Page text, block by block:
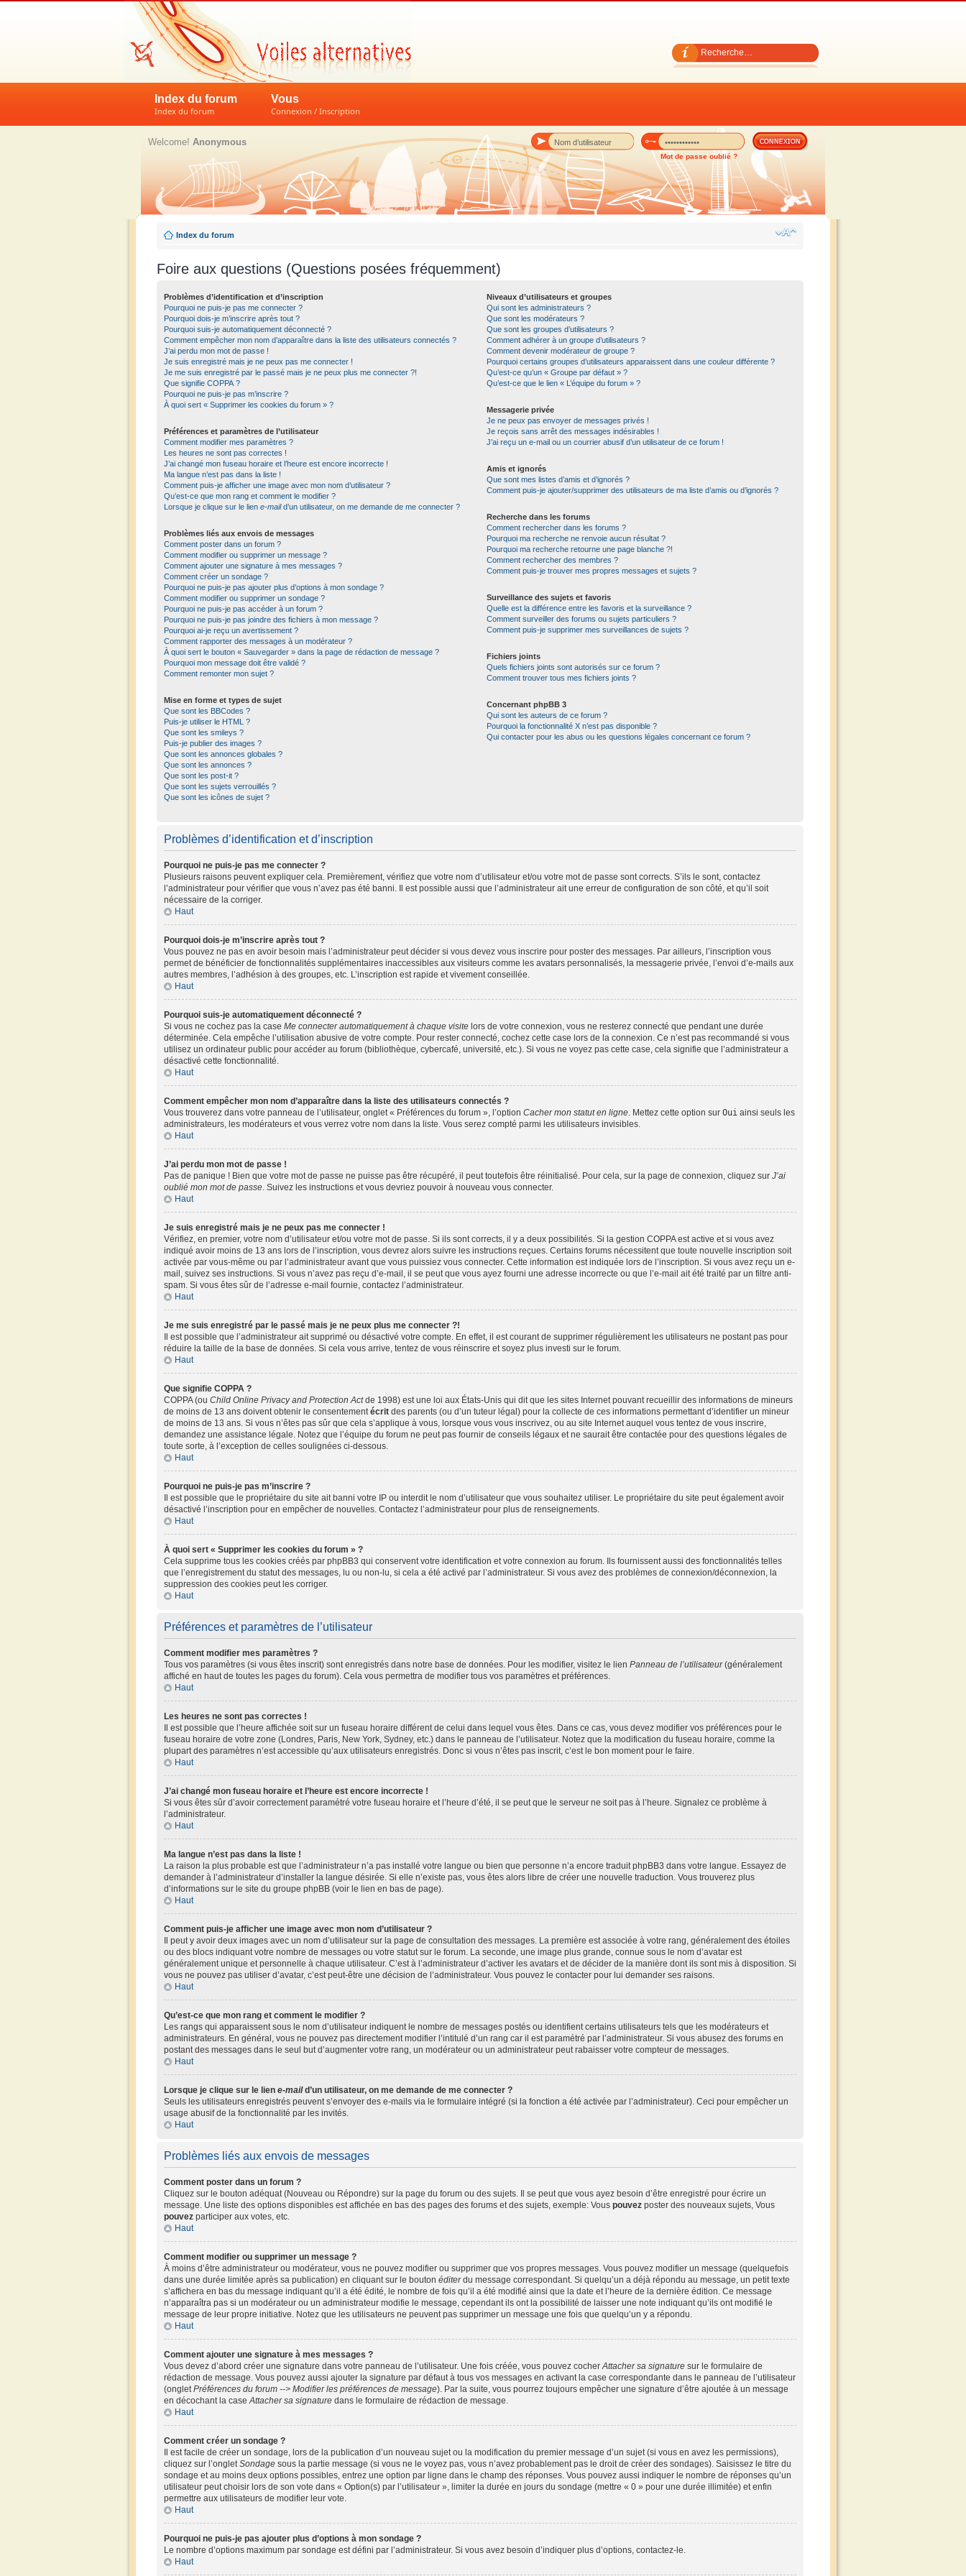
Index du forum
Index du forum
Vous
Connexion / Inscription
Mot de passe oublié ?
Welcome! Anonymous
Index du forum
Foire aux questions (Questions posées fréquemment)
Problèmes d’identification et d’inscription
Pourquoi ne puis-je pas me connecter ?
Pourquoi dois-je m’inscrire après tout ?
Pourquoi suis-je automatiquement déconnecté ?
Comment empêcher mon nom d’apparaître dans la liste des utilisateurs connectés ?
J’ai perdu mon mot de passe !
Je suis enregistré mais je ne peux pas me connecter !
Je me suis enregistré par le passé mais je ne peux plus me connecter ?!
Que signifie COPPA ?
Pourquoi ne puis-je pas m’inscrire ?
À quoi sert « Supprimer les cookies du forum » ?
Préférences et paramètres de l’utilisateur
Comment modifier mes paramètres ?
Les heures ne sont pas correctes !
J’ai changé mon fuseau horaire et l’heure est encore incorrecte !
Ma langue n’est pas dans la liste !
Comment puis-je afficher une image avec mon nom d’utilisateur ?
Qu’est-ce que mon rang et comment le modifier ?
Lorsque je clique sur le lien e-maild’un utilisateur, on me demande de me connecter ?
Problèmes liés aux envois de messages
Comment poster dans un forum ?
Comment modifier ou supprimer un message ?
Comment ajouter une signature à mes messages ?
Comment créer un sondage ?
Pourquoi ne puis-je pas ajouter plus d’options à mon sondage ?
Comment modifier ou supprimer un sondage ?
Pourquoi ne puis-je pas accéder à un forum ?
Pourquoi ne puis-je pas joindre des fichiers à mon message ?
Pourquoi ai-je reçu un avertissement ?
Comment rapporter des messages à un modérateur ?
À quoi sert le bouton « Sauvegarder » dans la page de rédaction de message ?
Pourquoi mon message doit être validé ?
Comment remonter mon sujet ?
Mise en forme et types de sujet
Que sont les BBCodes ?
Puis-je utiliser le HTML ?
Que sont les smileys ?
Puis-je publier des images ?
Que sont les annonces globales ?
Que sont les annonces ?
Que sont les post-it ?
Que sont les sujets verrouillés ?
Que sont les icônes de sujet ?
Niveaux d’utilisateurs et groupes
Qui sont les administrateurs ?
Que sont les modérateurs ?
Que sont les groupes d’utilisateurs ?
Comment adhérer à un groupe d’utilisateurs ?
Comment devenir modérateur de groupe ?
Pourquoi certains groupes d’utilisateurs apparaissent dans une couleur différente ?
Qu’est-ce qu’un « Groupe par défaut » ?
Qu’est-ce que le lien « L’équipe du forum » ?
Messagerie privée
Je ne peux pas envoyer de messages privés !
Je reçois sans arrêt des messages indésirables !
J’ai reçu un e-mail ou un courrier abusif d’un utilisateur de ce forum !
Amis et ignorés
Que sont mes listes d’amis et d’ignorés ?
Comment puis-je ajouter/supprimer des utilisateurs de ma liste d’amis ou d’ignorés ?
Recherche dans les forums
Comment rechercher dans les forums ?
Pourquoi ma recherche ne renvoie aucun résultat ?
Pourquoi ma recherche retourne une page blanche ?!
Comment rechercher des membres ?
Comment puis-je trouver mes propres messages et sujets ?
Surveillance des sujets et favoris
Quelle est la différence entre les favoris et la surveillance ?
Comment surveiller des forums ou sujets particuliers ?
Comment puis-je supprimer mes surveillances de sujets ?
Fichiers joints
Quels fichiers joints sont autorisés sur ce forum ?
Comment trouver tous mes fichiers joints ?
Concernant phpBB 3
Qui sont les auteurs de ce forum ?
Pourquoi la fonctionnalité X n’est pas disponible ?
Qui contacter pour les abus ou les questions légales concernant ce forum ?
Problèmes d’identification et d’inscription
Pourquoi ne puis-je pas me connecter ?
Plusieurs raisons peuvent expliquer cela. Premièrement, vérifiez que votre nom d’utilisateur et/ou votre mot de passe sont corrects. S’ils le sont, contactez
l’administrateur pour vérifier que vous n’avez pas été banni. Il est possible aussi que l’administrateur ait une erreur de configuration de son côté, et qu’il soit
nécessaire de la corriger.
Haut
Pourquoi dois-je m’inscrire après tout ?
Vous pouvez ne pas en avoir besoin mais l’administrateur peut décider si vous devez vous inscrire pour poster des messages. Par ailleurs, l’inscription vous
permet de bénéficier de fonctionnalités supplémentaires inaccessibles aux visiteurs comme les avatars personnalisés, la messagerie privée, l’envoi d’e-mails aux
autres membres, l’adhésion à des groupes, etc. L’inscription est rapide et vivement conseillée.
Haut
Pourquoi suis-je automatiquement déconnecté ?
Si vous ne cochez pas la case Me connecter automatiquement à chaque visite lors de votre connexion, vous ne resterez connecté que pendant une durée
déterminée. Cela empêche l’utilisation abusive de votre compte. Pour rester connecté, cochez cette case lors de la connexion. Ce n’est pas recommandé si vous
utilisez un ordinateur public pour accéder au forum (bibliothèque, cybercafé, université, etc.). Si vous ne voyez pas cette case, cela signifie que l’administrateur a
désactivé cette fonctionnalité.
Haut
Comment empêcher mon nom d’apparaître dans la liste des utilisateurs connectés ?
Vous trouverez dans votre panneau de l’utilisateur, onglet « Préférences du forum », l’option Cacher mon statut en ligne. Mettez cette option sur Oui ainsi seuls les
administrateurs, les modérateurs et vous verrez votre nom dans la liste. Vous serez compté parmi les utilisateurs invisibles.
Haut
J’ai perdu mon mot de passe !
Pas de panique ! Bien que votre mot de passe ne puisse pas être récupéré, il peut toutefois être réinitialisé. Pour cela, sur la page de connexion, cliquez sur J’ai
oublié mon mot de passe. Suivez les instructions et vous devriez pouvoir à nouveau vous connecter.
Haut
Je suis enregistré mais je ne peux pas me connecter !
Vérifiez, en premier, votre nom d’utilisateur et/ou votre mot de passe. Si ils sont corrects, il y a deux possibilités. Si la gestion COPPA est active et si vous avez
indiqué avoir moins de 13 ans lors de l’inscription, vous devrez alors suivre les instructions reçues. Certains forums nécessitent que toute nouvelle inscription soit
activée par vous-même ou par l’administrateur avant que vous puissiez vous connecter. Cette information est indiquée lors de l’inscription. Si vous avez reçu un e-
mail, suivez ses instructions. Si vous n’avez pas reçu d’e-mail, il se peut que vous ayez fourni une adresse incorrecte ou que l’e-mail ait été traité par un filtre anti-
spam. Si vous êtes sûr de l’adresse e-mail fournie, contactez l’administrateur.
Haut
Je me suis enregistré par le passé mais je ne peux plus me connecter ?!
Il est possible que l’administrateur ait supprimé ou désactivé votre compte. En effet, il est courant de supprimer régulièrement les utilisateurs ne postant pas pour
réduire la taille de la base de données. Si cela vous arrive, tentez de vous réinscrire et soyez plus investi sur le forum.
Haut
Que signifie COPPA ?
COPPA (ou Child Online Privacy and Protection Actde 1998) est une loi aux États-Unis qui dit que les sites Internet pouvant recueillir des informations de mineurs
de moins de 13 ans doivent obtenir le consentementécrit des parents (ou d’un tuteur légal) pour la collecte de ces informations permettant d’identifier un mineur
de moins de 13 ans. Si vous n’êtes pas sûr que cela s’applique à vous, lorsque vous vous inscrivez, ou au site Internet auquel vous tentez de vous inscrire,
demandez une assistance légale. Notez que l’équipe du forum ne peut pas fournir de conseils légaux et ne saurait être contactée pour des questions légales de
toute sorte, à l’exception de celles soulignées ci-dessous.
Haut
Pourquoi ne puis-je pas m’inscrire ?
Il est possible que le propriétaire du site ait banni votre IP ou interdit le nom d’utilisateur que vous souhaitez utiliser. Le propriétaire du site peut également avoir
désactivé l’inscription pour en empêcher de nouvelles. Contactez l’administrateur pour plus de renseignements.
Haut
À quoi sert « Supprimer les cookies du forum » ?
Cela supprime tous les cookies créés par phpBB3 qui conservent votre identification et votre connexion au forum. Ils fournissent aussi des fonctionnalités telles
que l’enregistrement du statut des messages, lu ou non-lu, si cela a été activé par l’administrateur. Si vous avez des problèmes de connexion/déconnexion, la
suppression des cookies peut les corriger.
Haut
Préférences et paramètres de l’utilisateur
Comment modifier mes paramètres ?
Tous vos paramètres (si vous êtes inscrit) sont enregistrés dans notre base de données. Pour les modifier, visitez le lien Panneau de l’utilisateur(généralement
affiché en haut de toutes les pages du forum). Cela vous permettra de modifier tous vos paramètres et préférences.
Haut
Les heures ne sont pas correctes !
Il est possible que l’heure affichée soit sur un fuseau horaire différent de celui dans lequel vous êtes. Dans ce cas, vous devez modifier vos préférences pour le
fuseau horaire de votre zone (Londres, Paris, New York, Sydney, etc.) dans le panneau de l’utilisateur. Notez que la modification du fuseau horaire, comme la
plupart des paramètres n’est accessible qu’aux utilisateurs enregistrés. Donc si vous n’êtes pas inscrit, c’est le bon moment pour le faire.
Haut
J’ai changé mon fuseau horaire et l’heure est encore incorrecte !
Si vous êtes sûr d’avoir correctement paramétré votre fuseau horaire et l’heure d’été, il se peut que le serveur ne soit pas à l’heure. Signalez ce problème à
l’administrateur.
Haut
Ma langue n’est pas dans la liste !
La raison la plus probable est que l’administrateur n’a pas installé votre langue ou bien que personne n’a encore traduit phpBB3 dans votre langue. Essayez de
demander à l’administrateur d’installer la langue désirée. Si elle n’existe pas, vous êtes alors libre de créer une nouvelle traduction. Vous trouverez plus
d’informations sur le site du groupe phpBB (voir le lien en bas de page).
Haut
Comment puis-je afficher une image avec mon nom d’utilisateur ?
Il peut y avoir deux images avec un nom d’utilisateur sur la page de consultation des messages. La première est associée à votre rang, généralement des étoiles
ou des blocs indiquant votre nombre de messages ou votre statut sur le forum. La seconde, une image plus grande, connue sous le nom d’avatar est
généralement unique et personnelle à chaque utilisateur. C’est à l’administrateur d’activer les avatars et de décider de la manière dont ils sont mis à disposition. Si
vous ne pouvez pas utiliser d’avatar, c’est peut-être une décision de l’administrateur. Vous pouvez le contacter pour lui demander ses raisons.
Haut
Qu’est-ce que mon rang et comment le modifier ?
Les rangs qui apparaissent sous le nom d’utilisateur indiquent le nombre de messages postés ou identifient certains utilisateurs tels que les modérateurs et
administrateurs. En général, vous ne pouvez pas directement modifier l’intitulé d’un rang car il est paramétré par l’administrateur. Si vous abusez des forums en
postant des messages dans le seul but d’augmenter votre rang, un modérateur ou un administrateur peut rabaisser votre compteur de messages.
Haut
Lorsque je clique sur le lien e-maild’un utilisateur, on me demande de me connecter ?
Seuls les utilisateurs enregistrés peuvent s’envoyer des e-mails via le formulaire intégré (si la fonction a été activée par l’administrateur). Ceci pour empêcher un
usage abusif de la fonctionnalité par les invités.
Haut
Problèmes liés aux envois de messages
Comment poster dans un forum ?
Cliquez sur le bouton adéquat (Nouveau ou Répondre) sur la page du forum ou des sujets. Il se peut que vous ayez besoin d’être enregistré pour écrire un
message. Une liste des options disponibles est affichée en bas des pages des forums et des sujets, exemple: Vous pouvez poster des nouveaux sujets, Vous
pouvez participer aux votes, etc.
Haut
Comment modifier ou supprimer un message ?
À moins d’être administrateur ou modérateur, vous ne pouvez modifier ou supprimer que vos propres messages. Vous pouvez modifier un message (quelquefois
dans une durée limitée après sa publication) en cliquant sur le bouton éditerdu message correspondant. Si quelqu’un a déjà répondu au message, un petit texte
s’affichera en bas du message indiquant qu’il a été édité, le nombre de fois qu’il a été modifié ainsi que la date et l’heure de la dernière édition. Ce message
n’apparaîtra pas si un modérateur ou un administrateur modifie le message, cependant ils ont la possibilité de laisser une note indiquant qu’ils ont modifié le
message de leur propre initiative. Notez que les utilisateurs ne peuvent pas supprimer un message une fois que quelqu’un y a répondu.
Haut
Comment ajouter une signature à mes messages ?
Vous devez d’abord créer une signature dans votre panneau de l’utilisateur. Une fois créée, vous pouvez cocherAttacher sa signature sur le formulaire de
rédaction de message. Vous pouvez aussi ajouter la signature par défaut à tous vos messages en activant la case correspondante dans le panneau de l’utilisateur
(ongletPréférences du forum --> Modifier les préférences de message). Par la suite, vous pourrez toujours empêcher une signature d’être ajoutée à un message
en décochant la caseAttacher sa signature dans le formulaire de rédaction de message.
Haut
Comment créer un sondage ?
Il est facile de créer un sondage, lors de la publication d’un nouveau sujet ou la modification du premier message d’un sujet (si vous en avez les permissions),
cliquez sur l’ongletSondage sous la partie message (si vous ne le voyez pas, vous n’avez probablement pas le droit de créer des sondages). Saisissez le titre du
sondage et au moins deux options possibles, entrez une option par ligne dans le champ des réponses. Vous pouvez aussi indiquer le nombre de réponses qu’un
utilisateur peut choisir lors de son vote dans « Option(s) par l’utilisateur », limiter la durée en jours du sondage (mettre « 0 » pour une durée illimitée) et enfin
permettre aux utilisateurs de modifier leur vote.
Haut
Pourquoi ne puis-je pas ajouter plus d’options à mon sondage ?
Le nombre d’options maximum par sondage est défini par l’administrateur. Si vous avez besoin d’indiquer plus d’options, contactez-le.
Haut